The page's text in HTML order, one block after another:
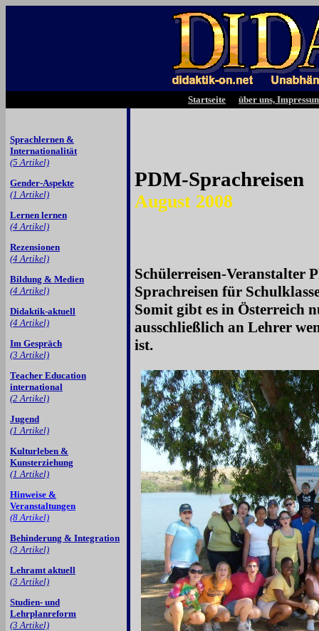
Startseite über uns,
Sprachlernen &
Internationalität
(5 Artikel)
Gender-Aspekte
(1 Artikel)
Lernen lernen
(4 Artikel)
Rezensionen
(4 Artikel)
Bildung & Medien
(4 Artikel)
Didaktik-aktuell
(4 Artikel)
Im Gespräch
(3 Artikel)
Teacher Education
international
(2 Artikel)
Jugend
(1 Artikel)
Kulturleben &
Kunsterziehung
(1 Artikel)
Hinweise &
Veranstaltungen
(8 Artikel)
Behinderung & Integration
(3 Artikel)
Lehramt aktuell
(3 Artikel)
Studien- und
Lehrplanreform
(3 Artikel)
PDM-Sprachreisen
August 2008
Schülerreisen-Veranstalter
Sprachreisen für
Somit gibt es in Österreich
ausschließlich an Lehrer
ist.